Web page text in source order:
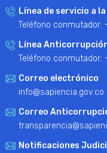
Línea de servicio a
Teléfono conmutador:
Línea
Teléfono conmutador:
Correo electrónico
info@sapiencia.gov.co
Correo
Notificaciones